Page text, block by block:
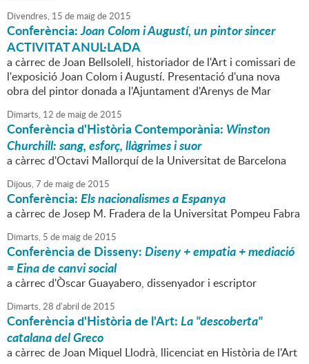
Divendres, 15 de maigde2015
Conferència:Joan Colom i Augustí, un pintor sincer
ACTIVITAT ANUL·LADA
a càrrec de Joan Bellsolell, historiador de l'Art i comissari de
l'exposició Joan Colom i Augustí. Presentació d'una nova
obra del pintor donada a l'Ajuntament d'Arenys de Mar
Dimarts, 12 de maigde2015
Conferència d'Història Contemporània: Winston
Churchill: sang, esforç, llàgrimes i suor
a càrrec d'Octavi Mallorquí de la Universitat de Barcelona
Dijous,7 de maigde2015
Conferència:Els nacionalismes a Espanya
a càrrec de Josep M. Fradera de la Universitat Pompeu Fabra
Dimarts, 5 de maigde2015
Conferència de Disseny:Diseny + empatia + mediació
= Eina de canvi social
a càrrec d'Òscar Guayabero, dissenyador i escriptor
Dimarts,28 d'abril de2015
Conferència d'Història de l'Art:La "descoberta"
catalana del Greco
a càrrec de Joan Miquel Llodrà, llicenciat en Història de l'Art